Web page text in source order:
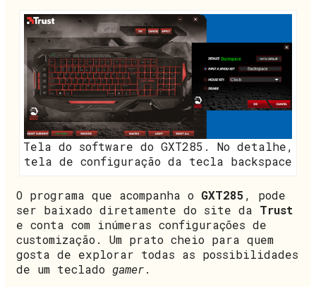
Tela do software do GXT285. No detalhe,
tela de configuração da tecla backspace
O programa que acompanha o GXT285 , pode
ser baixado diretamente do site da Trust
e conta com inúmeras configurações de
customização. Um prato cheio para quem
gosta de explorar todas as possibilidades
de um teclado gamer.